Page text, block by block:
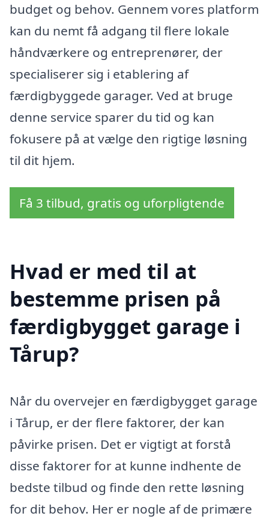
budget og behov. Gennem vores platform
kan du nemt få adgang til flere lokale
håndværkere og entreprenører, der
specialiserer sig i etablering af
færdigbyggede garager. Ved at bruge
denne service sparer du tid og kan
fokusere på at vælge den rigtige løsning
til dit hjem.
Få 3 tilbud, gratis og uforpligtende
Hvad er med til at
bestemme prisen på
færdigbygget garage i
Tårup?
Når du overvejer en færdigbygget garage
i Tårup, er der flere faktorer, der kan
påvirke prisen. Det er vigtigt at forstå
disse faktorer for at kunne indhente de
bedste tilbud og finde den rette løsning
for dit behov. Her er nogle af de primære